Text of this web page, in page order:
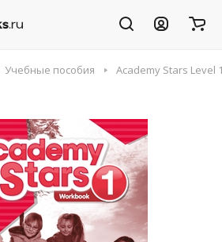
Учебные пособия Academy Stars Level